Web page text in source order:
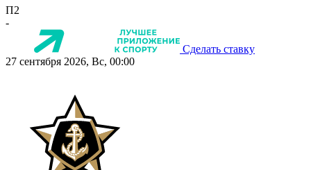
П2
-
Сделать ставку
27 сентября 2026, Вс, 00:00